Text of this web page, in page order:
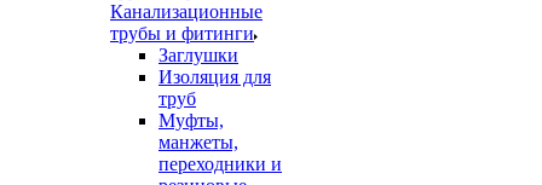
Канализационные
трубы и фитинги
Заглушки
Изоляция для
труб
Муфты,
манжеты,
переходники и